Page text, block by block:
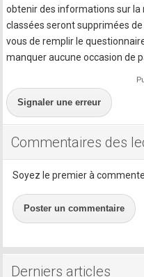
obtenir des informations sur la
classées seront supprimées
vous de remplir le
manquer aucune occasion de
Signaler une erreur
Commentaires des
Soyez le premier à
Poster un commentaire
Derniers articles